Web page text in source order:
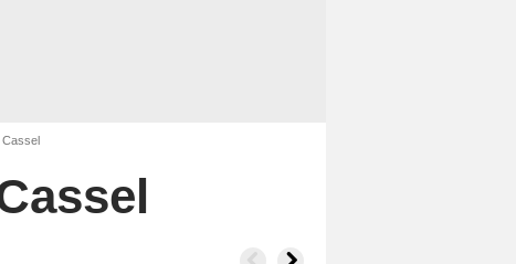
Cassel